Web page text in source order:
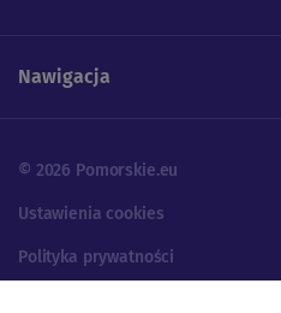
Nawigacja
© 2026 Pomorskie.eu
Ustawienia cookies
Polityka prywatności